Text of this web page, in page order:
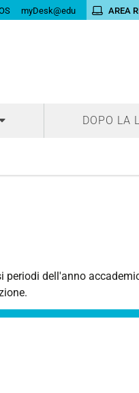
myDesk@edu AREA
DOPO LA
dell'anno